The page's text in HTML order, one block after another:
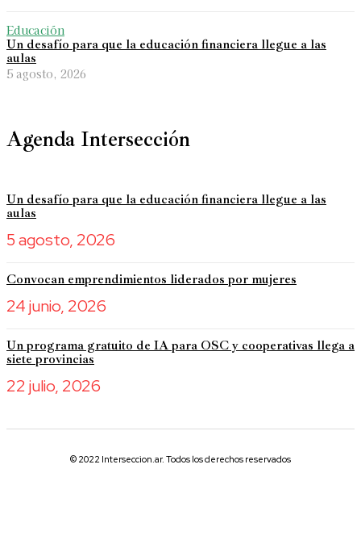
Educación
Un desafío para que la educación financiera llegue a las
aulas
5 agosto, 2026
Agenda Intersección
Un desafío para que la educación financiera llegue a las
aulas
5 agosto, 2026
Convocan emprendimientos liderados por mujeres
24 junio, 2026
Un programa gratuito de IA para OSC y cooperativas llega a
siete provincias
22 julio, 2026
© 2022 Interseccion.ar. Todos los derechos reservados